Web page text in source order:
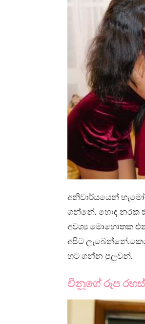
අනිවාර්යයෙන්
ගන්නේ. හොඳ නරක
අවශ්‍ය මොහොතක
අපිට
හට ගන්න පුලුවන්.
විනූගේ රූප රහස්